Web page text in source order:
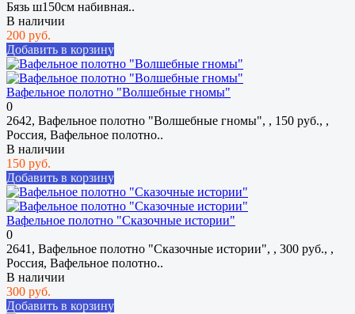
Бязь ш150см набивная..
В наличии
200 руб.
Добавить в корзину
Вафельное полотно "Волшебные гномы"
0
2642, Вафельное полотно "Волшебные гномы", , 150 руб., ,
Россия, Вафельное полотно..
В наличии
150 руб.
Добавить в корзину
Вафельное полотно "Сказочные истории"
0
2641, Вафельное полотно "Сказочные истории", , 300 руб., ,
Россия, Вафельное полотно..
В наличии
300 руб.
Добавить в корзину